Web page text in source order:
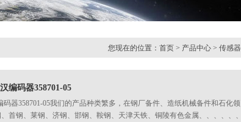
您现在的位置： 首页 > 产品中心 > 传感器
编码器358701-05
器358701-05我们的产品种类繁多，在钢厂备件、造纸机械备件和石化领
首钢、莱钢、济钢、邯钢、鞍钢、天津天铁、铜陵有色金属、、、、、、